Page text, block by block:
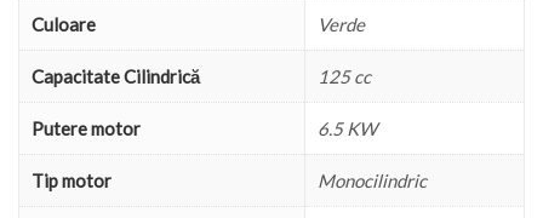
Culoare Verde
Capacitate Cilindrică 125 cc
Putere motor 6.5 KW
Tip motor Monocilindric